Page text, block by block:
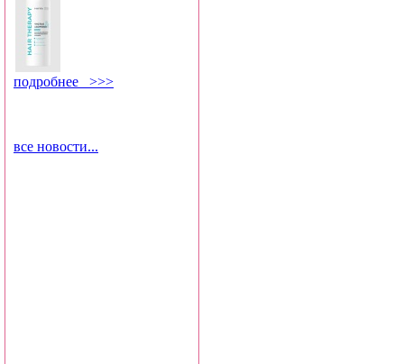
подробнее >>>
все новости...